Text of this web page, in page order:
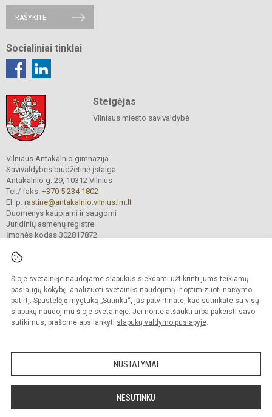
Šioje svetainėje naudojame slapukus siekdami užtikrinti jums teikiamų
paslaugų kokybę, analizuoti svetainės naudojimą ir optimizuoti naršymo
patirtį. Spustelėję mygtuką „Sutinku“, jūs patvirtinate, kad sutinkate su visų
slapukų naudojimu šioje svetainėje. Jei norite atšaukti arba pakeisti savo
sutikimus, prašome apsilankyti slapukų valdymo puslapyje.
NUSTATYMAI
NESUTINKU
RAŠYKITE
Socialiniai tinklai
Steigėjas
Vilniaus miesto savivaldybė
Vilniaus Antakalnio gimnazija
Savivaldybės biudžetinė įstaiga
Antakalnio g. 29, 10312 Vilnius
Tel./ faks. +370 5 234 1802
El. p. rastine@antakalnio.vilnius.lm.lt
Duomenys kaupiami ir saugomi
Juridinių asmenų registre
Įmonės kodas 302817872
© 2026. Vilniaus Antakalnio gimnazija. Visos teisės saugomos.
Kopijuoti turinį be raštiško gimnazijos sutikimo griežtai draudžiama.
Versija neįgaliesiems Slapukų valdymas